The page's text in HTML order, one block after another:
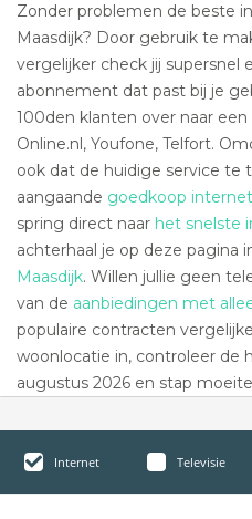
Zonder problemen de beste
Maasdijk? Door gebruik te
vergelijker check jij
abonnement dat past bij je
100den klanten over naar een
Online.nl, Youfone, Telfort.
ook dat de huidige service te
aangaande goedkoop
spring direct naar het snelste
achterhaal je op deze pagina
Maasdijk. Willen jullie geen
van de aanbiedingen met
populaire contracten
woonlocatie in, controleer de
augustus 2026 en stap
Internet Televisie